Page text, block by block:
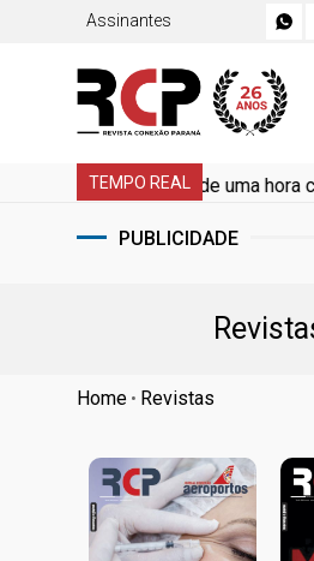
Assinantes
TEMPO REAL
filas passam de uma hora com
PUBLICIDADE
Home • Revistas